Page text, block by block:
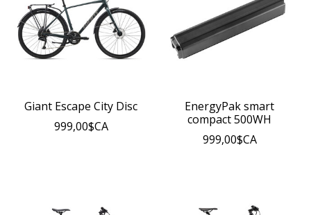
Giant Escape City Disc
999,00$CA
EnergyPak smart
compact 500WH
999,00$CA